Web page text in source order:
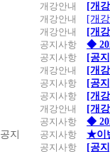
개강안내
[개
개강안내
[개
개강안내
[개
공지사항
◆
공지사항
[공
개강안내
[개
공지사항
[공
공지사항
[개
개강안내
[개
공지사항
◆
공지
공지사항
★이
공지사항
[공